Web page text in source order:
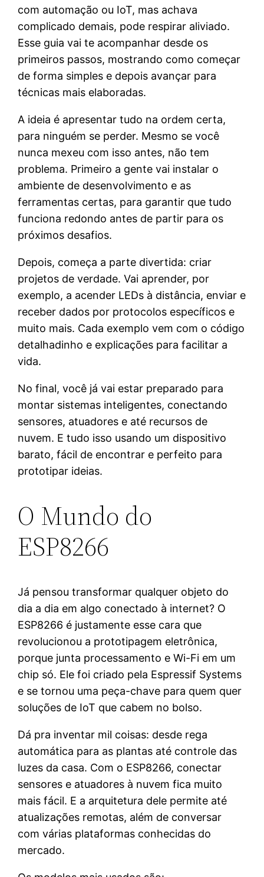
com automação ou IoT, mas achava
complicado demais, pode respirar aliviado.
Esse guia vai te acompanhar desde os
primeiros passos, mostrando como começar
de forma simples e depois avançar para
técnicas mais elaboradas.
A ideia é apresentar tudo na ordem certa,
para ninguém se perder. Mesmo se você
nunca mexeu com isso antes, não tem
problema. Primeiro a gente vai instalar o
ambiente de desenvolvimento e as
ferramentas certas, para garantir que tudo
funciona redondo antes de partir para os
próximos desafios.
Depois, começa a parte divertida: criar
projetos de verdade. Vai aprender, por
exemplo, a acender LEDs à distância, enviar e
receber dados por protocolos específicos e
muito mais. Cada exemplo vem com o código
detalhadinho e explicações para facilitar a
vida.
No final, você já vai estar preparado para
montar sistemas inteligentes, conectando
sensores, atuadores e até recursos de
nuvem. E tudo isso usando um dispositivo
barato, fácil de encontrar e perfeito para
prototipar ideias.
O Mundo do
ESP8266
Já pensou transformar qualquer objeto do
dia a dia em algo conectado à internet? O
ESP8266 é justamente esse cara que
revolucionou a prototipagem eletrônica,
porque junta processamento e Wi-Fi em um
chip só. Ele foi criado pela Espressif Systems
e se tornou uma peça-chave para quem quer
soluções de IoT que cabem no bolso.
Dá pra inventar mil coisas: desde rega
automática para as plantas até controle das
luzes da casa. Com o ESP8266, conectar
sensores e atuadores à nuvem fica muito
mais fácil. E a arquitetura dele permite até
atualizações remotas, além de conversar
com várias plataformas conhecidas do
mercado.